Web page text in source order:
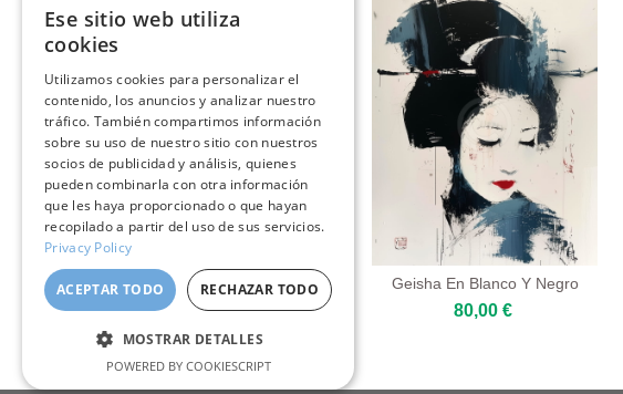
La Geisha Roja
80,00 €
Geisha En Blanco Y Negro
80,00 €
GERMAN
FRENCH
SPANISH
Ese sitio web utiliza
cookies
Utilizamos cookies para personalizar el
contenido, los anuncios y analizar nuestro
tráfico. También compartimos información
sobre su uso de nuestro sitio con nuestros
socios de publicidad y análisis, quienes
pueden combinarla con otra información
que les haya proporcionado o que hayan
recopilado a partir del uso de sus servicios.
Privacy Policy
ACEPTAR TODO RECHAZAR TODO
MOSTRAR DETALLES
POWERED BY COOKIESCRIPT